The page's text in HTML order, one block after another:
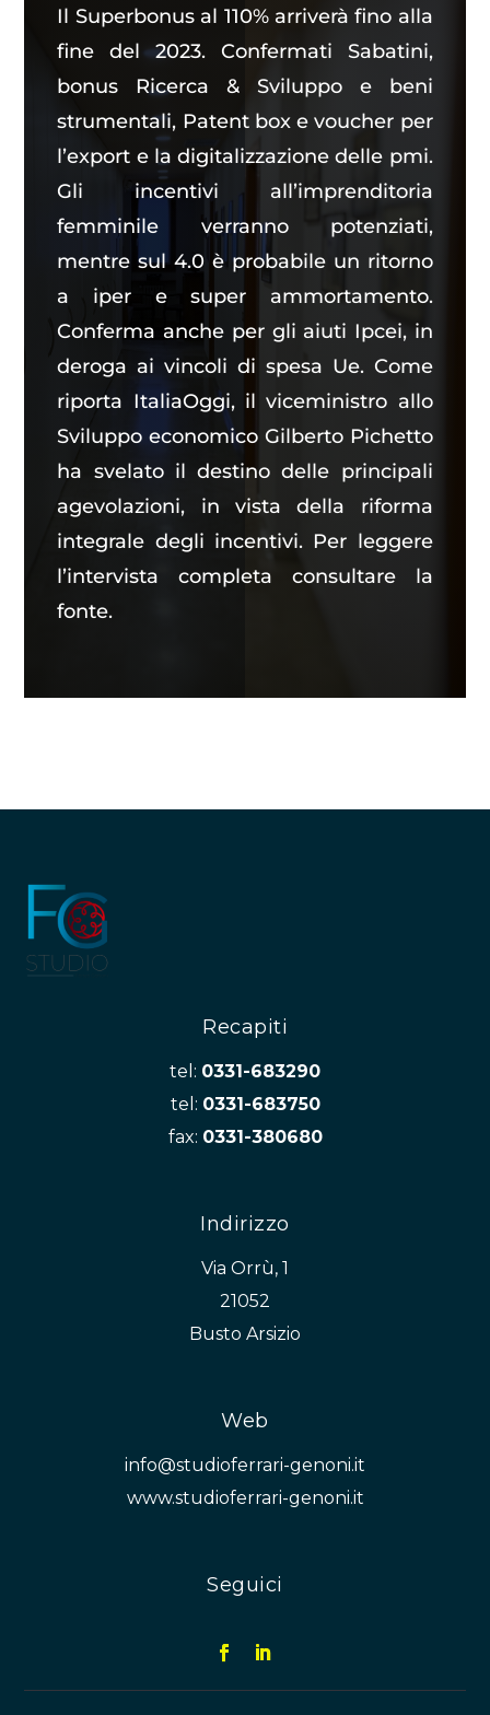
Il Superbonus al 110% arriverà fino alla
fine del 2023. Confermati Sabatini,
bonus Ricerca & Sviluppo e beni
strumentali, Patent box e voucher per
l’export e la digitalizzazione delle pmi.
Gli incentivi all’imprenditoria
femminile verranno potenziati,
mentre sul 4.0 è probabile un ritorno
a iper e super ammortamento.
Conferma anche per gli aiuti Ipcei, in
deroga ai vincoli di spesa Ue. Come
riporta ItaliaOggi, il viceministro allo
Sviluppo economico Gilberto Pichetto
ha svelato il destino delle principali
agevolazioni, in vista della riforma
integrale degli incentivi. Per leggere
l’intervista completa consultare la
fonte.
Recapiti
tel: 0331-683290
tel: 0331-683750
fax: 0331-380680
Indirizzo
Via Orrù, 1
21052
Busto Arsizio
Web
info@studioferrari-genoni.it
www.studioferrari-genoni.it
Seguici